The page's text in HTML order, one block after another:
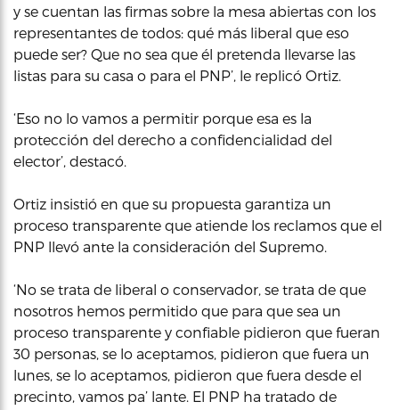
y se cuentan las firmas sobre la mesa abiertas con los
representantes de todos: qué más liberal que eso
puede ser? Que no sea que él pretenda llevarse las
listas para su casa o para el PNP’, le replicó Ortiz.
‘Eso no lo vamos a permitir porque esa es la
protección del derecho a confidencialidad del
elector’, destacó.
Ortiz insistió en que su propuesta garantiza un
proceso transparente que atiende los reclamos que el
PNP llevó ante la consideración del Supremo.
‘No se trata de liberal o conservador, se trata de que
nosotros hemos permitido que para que sea un
proceso transparente y confiable pidieron que fueran
30 personas, se lo aceptamos, pidieron que fuera un
lunes, se lo aceptamos, pidieron que fuera desde el
precinto, vamos pa’ lante. El PNP ha tratado de